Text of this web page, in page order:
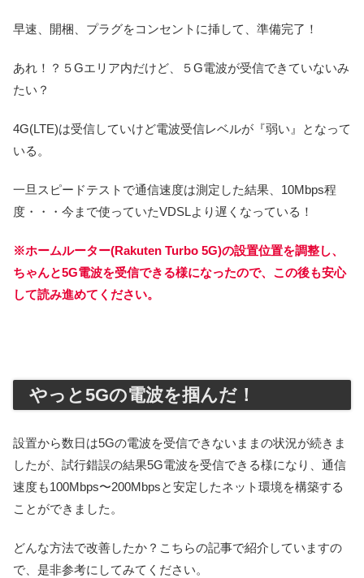
早速、開梱、プラグをコンセントに挿して、準備完了！
あれ！？５Gエリア内だけど、５G電波が受信できていないみ
たい？
4G(LTE)は受信していけど電波受信レベルが『弱い』となって
いる。
一旦スピードテストで通信速度は測定した結果、10Mbps程
度・・・今まで使っていたVDSLより遅くなっている！
※ホームルーター(Rakuten Turbo 5G)の設置位置を調整し、
ちゃんと5G電波を受信できる様になったので、この後も安心
して読み進めてください。
やっと5Gの電波を掴んだ！
設置から数日は5Gの電波を受信できないままの状況が続きま
したが、試行錯誤の結果5G電波を受信できる様になり、通信
速度も100Mbps〜200Mbpsと安定したネット環境を構築する
ことができました。
どんな方法で改善したか？こちらの記事で紹介していますの
で、是非参考にしてみてください。